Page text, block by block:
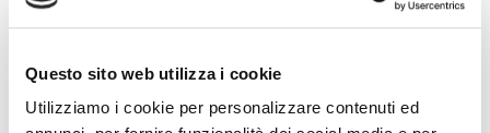
Questo sito web utilizza i cookie
Utilizziamo i cookie per personalizzare contenuti ed